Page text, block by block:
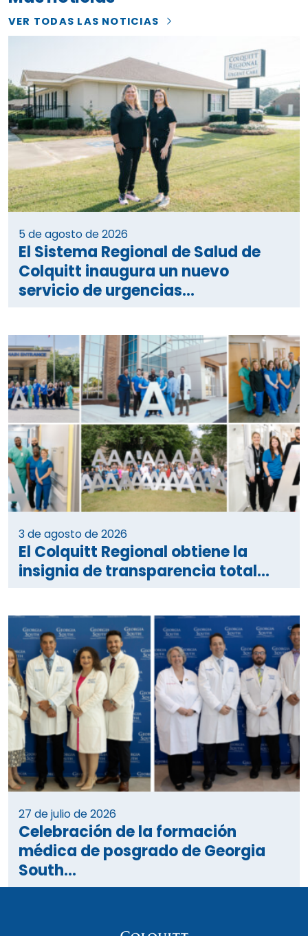
VER TODAS LAS NOTICIAS
5 de agosto de 2026
El Sistema Regional de Salud de
Colquitt inaugura un nuevo
servicio de urgencias...
3 de agosto de 2026
El Colquitt Regional obtiene la
insignia de transparencia total...
27 de julio de 2026
Celebración de la formación
médica de posgrado de Georgia
South...